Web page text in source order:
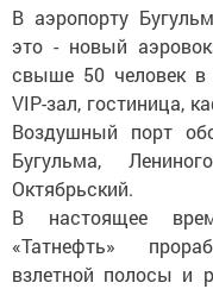
В аэропорту
это - новый
свыше 50 человек в
VIP-зал, гостиница,
Воздушный порт
Бугульма,
Октябрьский.
В настоящее
«Татнефть»
взлетной полосы и